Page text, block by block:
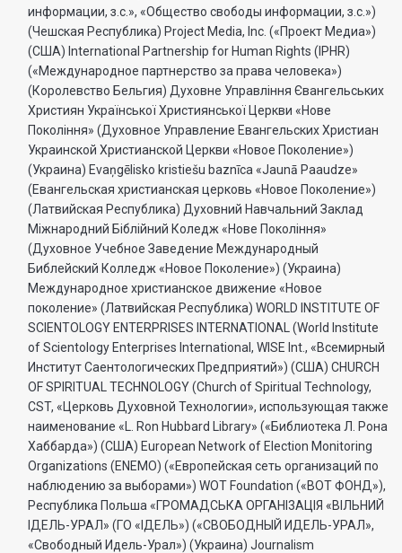
информации, з.с.», «Общество свободы информации, з.с.»)
(Чешская Республика) Project Media, Inc. («Проект Медиа»)
(США) International Partnership for Human Rights (IPHR)
(«Международное партнерство за права человека»)
(Королевство Бельгия) Духовне Управлiння Євангельських
Християн Української Християнської Церкви «Нове
Поколiння» (Духовное Управление Евангельских Христиан
Украинской Христианской Церкви «Новое Поколение»)
(Украина) Evaņgēlisko kristiešu baznīca «Jaunā Paaudze»
(Евангельская христианская церковь «Новое Поколение»)
(Латвийская Республика) Духовний Навчальний Заклад
Міжнародний Біблійний Коледж «Нове Покоління»
(Духовное Учебное Заведение Международный
Библейский Колледж «Новое Поколение») (Украина)
Международное христианское движение «Новое
поколение» (Латвийская Республика) WORLD INSTITUTE OF
SCIENTOLOGY ENTERPRISES INTERNATIONAL (World Institute
of Scientology Enterprises International, WISE Int., «Всемирный
Институт Саентологических Предприятий») (США) CHURCH
OF SPIRITUAL TECHNOLOGY (Church of Spiritual Technology,
CST, «Церковь Духовной Технологии», использующая также
наименование «L. Ron Hubbard Library» («Библиотека Л. Рона
Хаббарда») (США) European Network of Election Monitoring
Organizations (ENEMO) («Европейская сеть организаций по
наблюдению за выборами») WOT Foundation («ВОТ ФОНД»),
Республика Польша «ГРОМАДСЬКА ОРГАНI3АЦIЯ «ВIЛЬНИЙ
IДЕЛЬ-УРАЛ» (ГО «IДЕЛЬ») («СВОБОДНЫЙ ИДЕЛЬ-УРАЛ»,
«Свободный Идель-Урал») (Украина) Journalism